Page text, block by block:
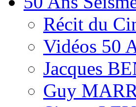
Récit du
Vidéos 50
Jacques
Guy